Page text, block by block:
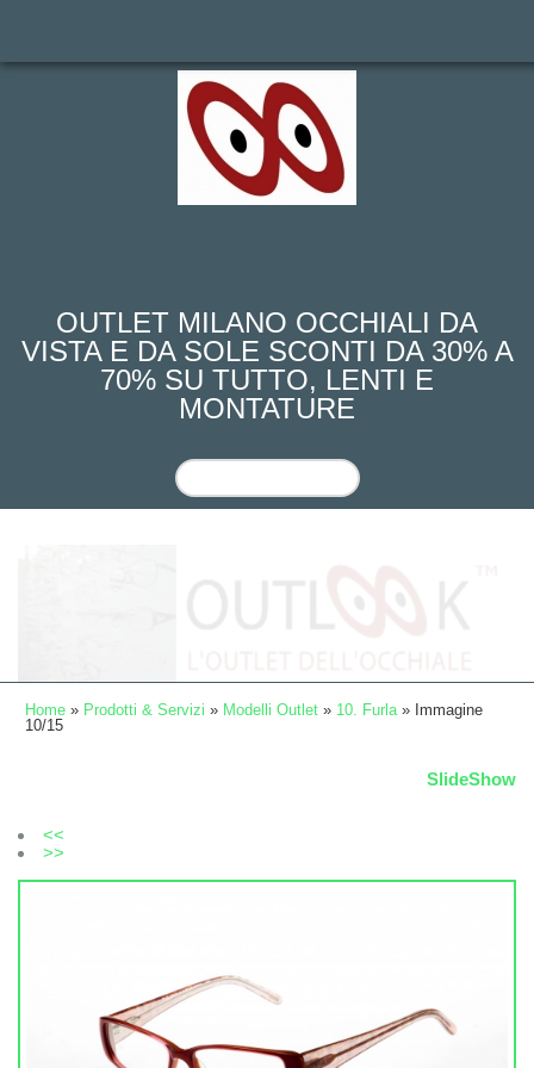
OUTLET MILANO OCCHIALI DA
VISTA E DA SOLE SCONTI DA 30% A
70% SU TUTTO, LENTI E
MONTATURE
Home » Prodotti & Servizi » Modelli Outlet » 10. Furla» Immagine
10/15
SlideShow
<<
>>